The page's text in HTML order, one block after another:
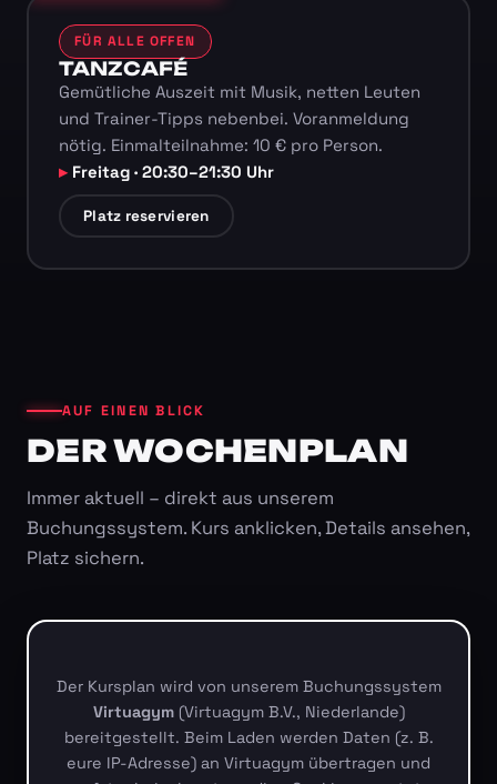
FÜR ALLE OFFEN
TANZCAFÉ
Gemütliche Auszeit mit Musik, netten Leuten
und Trainer-Tipps nebenbei. Voranmeldung
nötig. Einmalteilnahme: 10 € pro Person.
Freitag · 20:30–21:30 Uhr
Platz reservieren
AUF EINEN BLICK
DER WOCHENPLAN
Immer aktuell – direkt aus unserem
Buchungssystem. Kurs anklicken, Details ansehen,
Platz sichern.
Der Kursplan wird von unserem Buchungssystem
Virtuagym(Virtuagym B.V., Niederlande)
bereitgestellt. Beim Laden werden Daten (z. B.
eure IP-Adresse) an Virtuagym übertragen und